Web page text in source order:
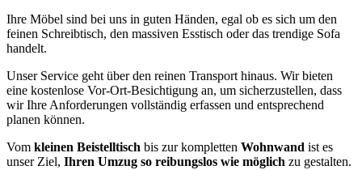
Ihre Möbel sind bei uns in guten Händen, egal ob es sich um den
feinen Schreibtisch, den massiven Esstisch oder das trendige Sofa
handelt.
Unser Service geht über den reinen Transport hinaus. Wir bieten
eine kostenlose Vor-Ort-Besichtigung an, um sicherzustellen, dass
wir Ihre Anforderungen vollständig erfassen und entsprechend
planen können.
Vom kleinen Beistelltisch bis zur kompletten Wohnwand ist es
unser Ziel, Ihren Umzug so reibungslos wie möglich zu gestalten.